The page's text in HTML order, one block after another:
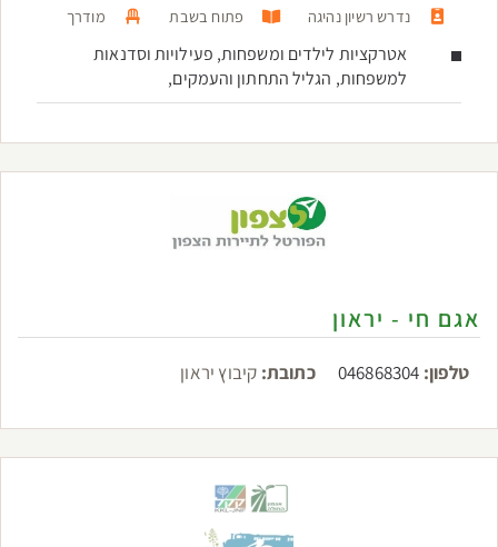
נדרש רשיון נהיגה
פתוח בשבת מודרך
אטרקציות לילדים ומשפחות, פעילויות וסדנאות
למשפחות, הגליל התחתון והעמקים,
אגם חי - יראון
טלפון: 046868304 כתובת: קיבוץ יראון